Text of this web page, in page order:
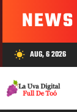
NEWS
wb_sunny AUG, 6 2026
Día del Padre con sus